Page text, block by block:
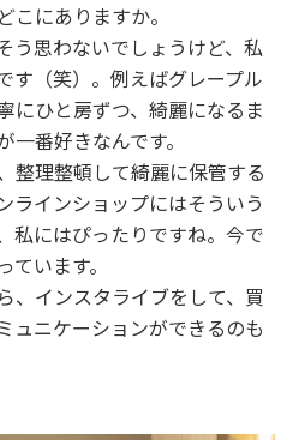
こにありますか。
う思わないでしょうけど、私
す（笑）。例えばグレープル
にひと房ずつ、綺麗になるま
番好きなんです。
整理整頓して綺麗に保管する
ラインショップにはそういう
私にはぴったりですね。今で
います。
、インスタライブをして、買
ュニケーションができるのも